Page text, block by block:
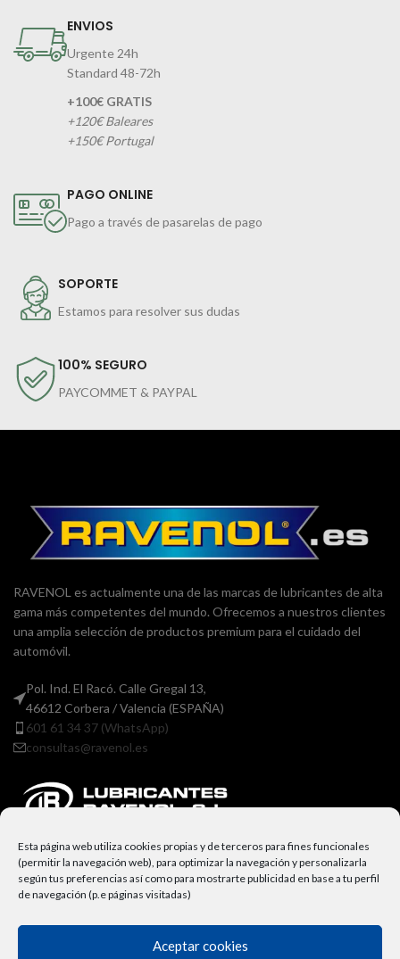
Esta página web utiliza cookies propias y de terceros para fines funcionales
(permitir la navegación web), para optimizar la navegación y personalizarla
según tus preferencias así como para mostrarte publicidad en base a tu perfil
de navegación (p.e páginas visitadas)
Aceptar cookies
ENVIOS
Urgente 24h
Standard 48-72h
+100€ GRATIS
+120€ Baleares
+150€ Portugal
PAGO ONLINE
Pago a través de pasarelas de pago
SOPORTE
Estamos para resolver sus dudas
100% SEGURO
PAYCOMMET & PAYPAL
RAVENOL es actualmente una de las marcas de lubricantes de alta
gama más competentes del mundo. Ofrecemos a nuestros clientes
una amplia selección de productos premium para el cuidado del
automóvil.
Pol. Ind. El Racó. Calle Gregal 13,
46612 Corbera / Valencia (ESPAÑA)
601 61 34 37 (WhatsApp)
consultas@ravenol.es